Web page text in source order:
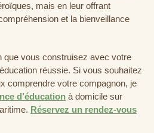
mais en leur offrant
et la bienveillance
que vous construisez avec votre
réussie. Si vous souhaitez
comprendre votre compagnon, je
d’éducation à domicile sur
Réservez un rendez-vous